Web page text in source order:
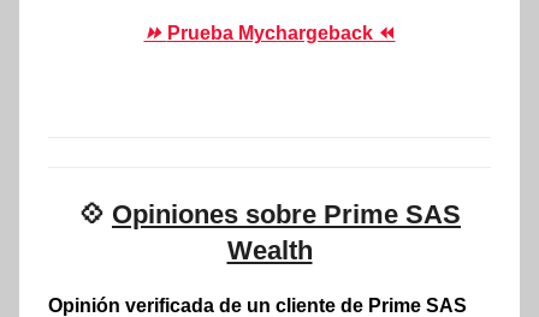
⏩ Prueba Mychargeback ⏪
💠 Opiniones sobre Prime SAS
Wealth
Opinión verificada de un cliente de Prime SAS